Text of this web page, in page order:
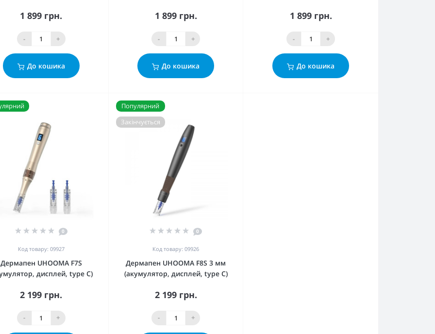
1 899 грн.
- +
До кошика
1 899 грн.
- +
До кошика
1 899 грн.
- +
До кошика
0
Код товару: 09927
Дермапен UHOOMA F7S
дисплей, type C)
2 199 грн.
- +
Популярний
Закінчується
0
Код товару: 09926
Дермапен UHOOMA F8S 3 мм
(акумулятор, дисплей, type C)
2 199 грн.
- +